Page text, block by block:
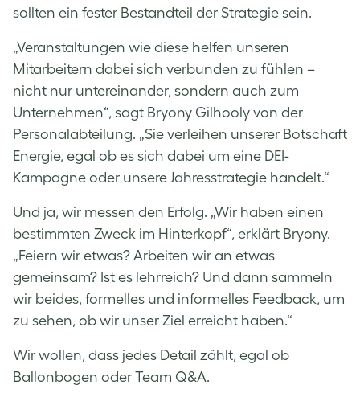
sollten ein fester Bestandteil der Strategie sein.
„Veranstaltungen wie diese helfen unseren
Mitarbeitern dabei sich verbunden zu fühlen –
nicht nur untereinander, sondern auch zum
Unternehmen“, sagt Bryony Gilhooly von der
Personalabteilung. „Sie verleihen unserer Botschaft
Energie, egal ob es sich dabei um eine DEI-
Kampagne oder unsere Jahresstrategie handelt.“
Und ja, wir messen den Erfolg. „Wir haben einen
bestimmten Zweck im Hinterkopf“, erklärt Bryony.
„Feiern wir etwas? Arbeiten wir an etwas
gemeinsam? Ist es lehrreich? Und dann sammeln
wir beides, formelles und informelles Feedback, um
zu sehen, ob wir unser Ziel erreicht haben.“
Wir wollen, dass jedes Detail zählt, egal ob
Ballonbogen oder Team Q&A.